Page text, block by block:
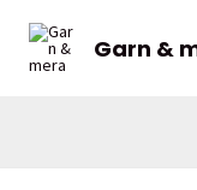
innehåll
Garn &